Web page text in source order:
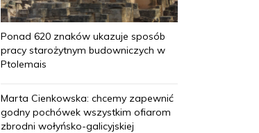
Ponad 620 znaków ukazuje sposób
pracy starożytnym budowniczych w
Ptolemais
Marta Cienkowska: chcemy zapewnić
godny pochówek wszystkim ofiarom
zbrodni wołyńsko-galicyjskiej